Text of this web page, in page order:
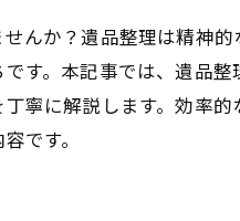
んか？遺品整理は精神
す。本記事では、遺品
寧に解説します。効率
です。